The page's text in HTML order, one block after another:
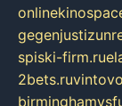
spiski-firm.ru
2bets.ru